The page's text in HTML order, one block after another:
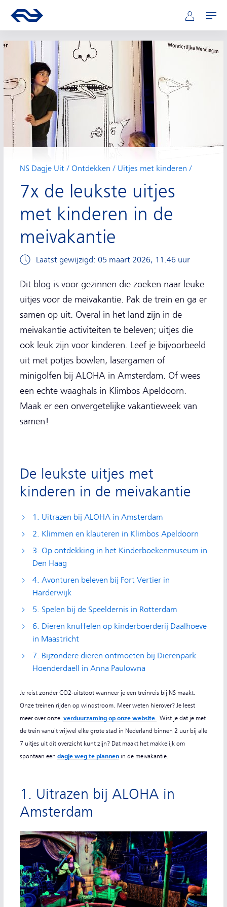
Hoofdnavigatie
Ga naar de homepage van ns.nl Mijn NS
Openen
NS Dagje Uit Ontdekken Uitjes met kinderen
7x de leukste uitjes
met kinderen in de
meivakantie
Laatst gewijzigd: 05 maart 2026, 11.46 uur
Dit blog is voor gezinnen die zoeken naar leuke
uitjes voor de meivakantie. Pak de trein en ga er
samen op uit. Overal in het land zijn in de
meivakantie activiteiten te beleven; uitjes die
ook leuk zijn voor kinderen. Leef je bijvoorbeeld
uit met potjes bowlen, lasergamen of
minigolfen bij ALOHA in Amsterdam. Of wees
een echte waaghals in Klimbos Apeldoorn.
Maak er een onvergetelijke vakantieweek van
samen!
De leukste uitjes met
kinderen in de meivakantie
1. Uitrazen bij ALOHA in Amsterdam
2. Klimmen en klauteren in Klimbos Apeldoorn
3. Op ontdekking in het Kinderboekenmuseum in
Den Haag
4. Avonturen beleven bij Fort Vertier in
Harderwijk
5. Spelen bij de Speeldernis in Rotterdam
6. Dieren knuffelen op kinderboerderij Daalhoeve
in Maastricht
7. Bijzondere dieren ontmoeten bij Dierenpark
Hoenderdaell in Anna Paulowna
Je reist zonder CO2-uitstoot wanneer je een treinreis bij NS maakt.
Onze treinen rijden op windstroom. Meer weten hierover? Je leest
meer over onze verduurzaming op onze website. Wist je dat je met
de trein vanuit vrijwel elke grote stad in Nederland binnen 2 uur bij alle
7 uitjes uit dit overzicht kunt zijn? Dat maakt het makkelijk om
spontaan een dagje weg te plannen in de meivakantie.
1. Uitrazen bij ALOHA in
Amsterdam